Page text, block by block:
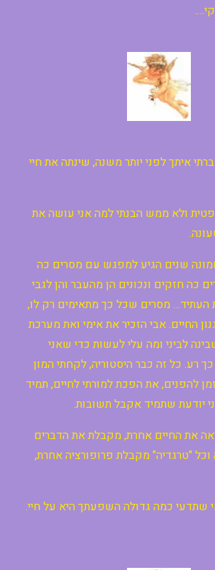
איתך לפני יותר משנה, שינתה את חיי
ולא ממש הבנתי למה אני עושה את
שנים הגיע למפגש עם מסרים כה
כה חזקים ונכונים הן מהעבר והן לגבי
העתיד… מסרים שכל כך מתאימים רק לו,
החיים. אבי הזכיר את אימי ואת מערכת
לביני ומה עלי לעשות כדי שאני
רע. כל זה כבר היסטוריה, לקחתי המון
להפנים, את הפכת למורתי לחיים, תמיד
יודעת שתמיד אקבל תשובות.
את החיים אחרת, מקבלת את הדברים
וכל "טרגדיה" מקבלת פרופורציה אחרת,
כמה גדולה השפעתך היא על חיי.